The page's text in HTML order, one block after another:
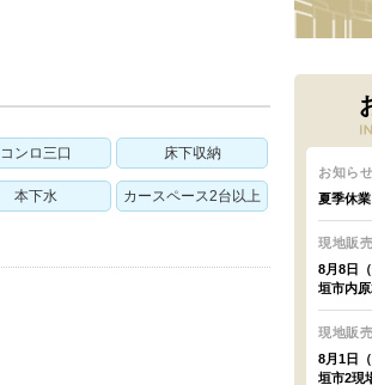
コンロ三口 床下収納
本下水 カースペース2台以上